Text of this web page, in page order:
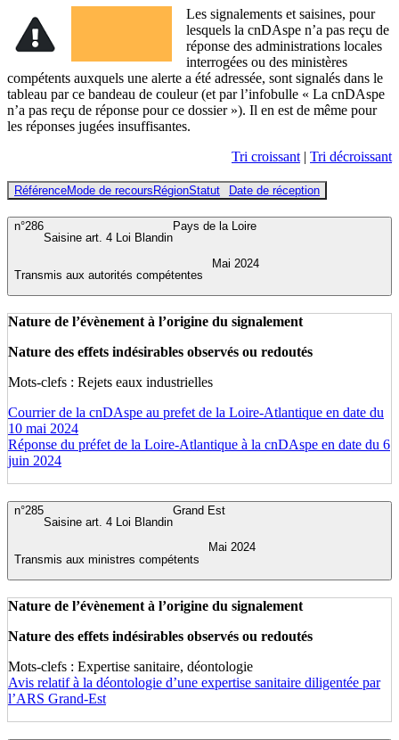
Les signalements et saisines, pour
lesquels la cnDAspe n’a pas reçu de
réponse des administrations locales
interrogées ou des ministères
compétents auxquels une alerte a été adressée, sont signalés dans le
tableau par ce bandeau de couleur (et par l’infobulle « La cnDAspe
n’a pas reçu de réponse pour ce dossier »). Il en est de même pour
les réponses jugées insuffisantes.
Tri croissant | Tri décroissant
Date de réception
Statut
Région
Mode de recours
Référence
Mai 2024
Transmis aux autorités compétentes
Pays de la Loire
Saisine art. 4 Loi Blandin
n°286
Nature de l’évènement à l’origine du signalement
Nature des effets indésirables observés ou redoutés
Mots-clefs : Rejets eaux industrielles
Courrier de la cnDAspe au prefet de la Loire-Atlantique en date du
10 mai 2024
Réponse du préfet de la Loire-Atlantique à la cnDAspe en date du 6
juin 2024
Mai 2024
Transmis aux ministres compétents
Grand Est
Saisine art. 4 Loi Blandin
n°285
Nature de l’évènement à l’origine du signalement
Nature des effets indésirables observés ou redoutés
Mots-clefs : Expertise sanitaire, déontologie
Avis relatif à la déontologie d’une expertise sanitaire diligentée par
l’ARS Grand-Est